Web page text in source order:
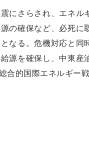
にさらされ、エネル
の確保など、必死に
なる。危機対応と同
源を確保し、中東産
的国際エネルギー戦